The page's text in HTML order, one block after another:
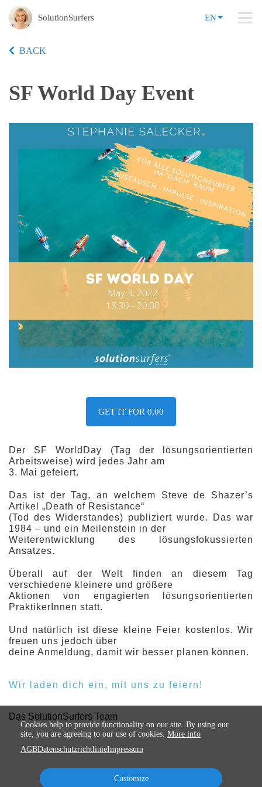
SolutionSurfers EN
BACK
SF World Day Event
GET IT FOR 0,00
Der SF WorldDay (Tag der lösungsorientierten
Arbeitsweise) wird jedes Jahr am
3. Mai gefeiert.
Das ist der Tag, an welchem Steve de Shazer’s
Artikel „Death of Resistance“
(Tod des Widerstandes) publiziert wurde. Das war
1984 – und ein Meilenstein in der
Weiterentwicklung des lösungsfokussierten
Ansatzes.
Überall auf der Welt finden an diesem Tag
verschiedene kleinere und größere
Aktionen von engagierten lösungsorientierten
PraktikerInnen statt.
Und natürlich ist diese kleine Feier kostenlos. Wir
freuen uns jedoch über
deine Anmeldung, damit wir besser planen können.
Wir laden dich ein, mit uns zu feiern!
Das SolutionSurfers Team
Cookies help to provide functionality on our site. By using our
site, you are agreeing to our use of cookies. More info
AGBDatenschutzrichtlinieImpressum
Customize